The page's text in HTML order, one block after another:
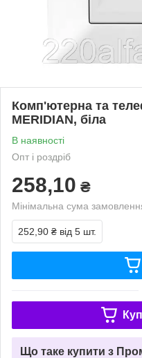
Комп'ютерна та
MERIDIAN, біла
В наявності
Опт і роздріб
258,10 ₴
Мінімальна сума
252,90 ₴ від 5 шт.
Що таке купити з